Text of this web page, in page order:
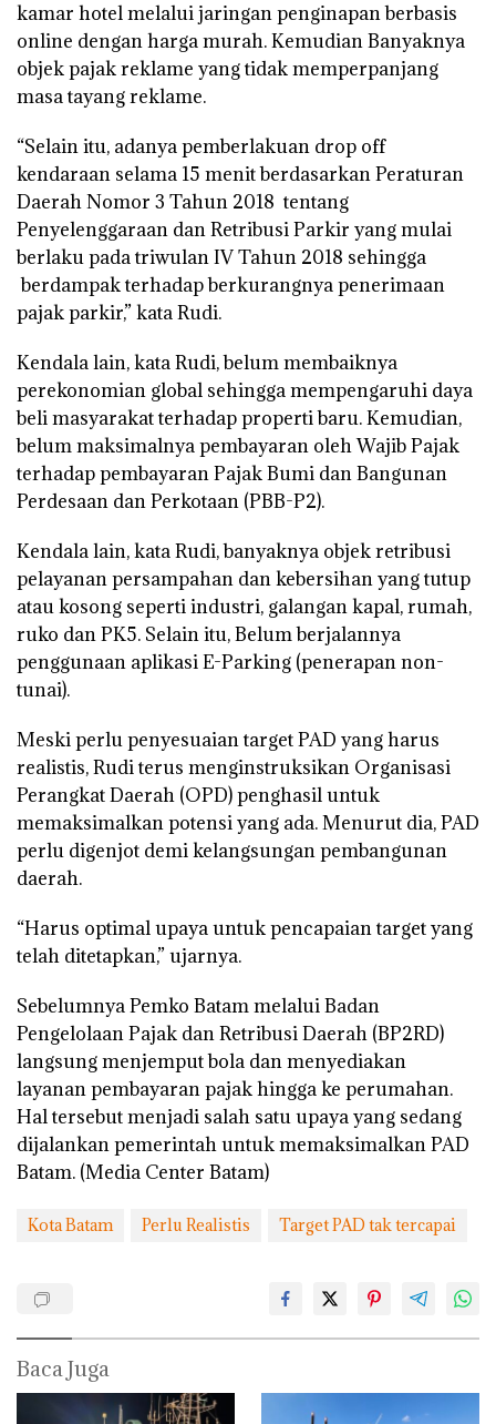
kamar hotel melalui jaringan penginapan berbasis
online dengan harga murah. Kemudian Banyaknya
objek pajak reklame yang tidak memperpanjang
masa tayang reklame.
“Selain itu, adanya pemberlakuan drop off
kendaraan selama 15 menit berdasarkan Peraturan
Daerah Nomor 3 Tahun 2018 tentang
Penyelenggaraan dan Retribusi Parkir yang mulai
berlaku pada triwulan IV Tahun 2018 sehingga
berdampak terhadap berkurangnya penerimaan
pajak parkir,” kata Rudi.
Kendala lain, kata Rudi, belum membaiknya
perekonomian global sehingga mempengaruhi daya
beli masyarakat terhadap properti baru. Kemudian,
belum maksimalnya pembayaran oleh Wajib Pajak
terhadap pembayaran Pajak Bumi dan Bangunan
Perdesaan dan Perkotaan (PBB-P2).
Kendala lain, kata Rudi, banyaknya objek retribusi
pelayanan persampahan dan kebersihan yang tutup
atau kosong seperti industri, galangan kapal, rumah,
ruko dan PK5. Selain itu, Belum berjalannya
penggunaan aplikasi E-Parking (penerapan non-
tunai).
Meski perlu penyesuaian target PAD yang harus
realistis, Rudi terus menginstruksikan Organisasi
Perangkat Daerah (OPD) penghasil untuk
memaksimalkan potensi yang ada. Menurut dia, PAD
perlu digenjot demi kelangsungan pembangunan
daerah.
“Harus optimal upaya untuk pencapaian target yang
telah ditetapkan,” ujarnya.
Sebelumnya Pemko Batam melalui Badan
Pengelolaan Pajak dan Retribusi Daerah (BP2RD)
langsung menjemput bola dan menyediakan
layanan pembayaran pajak hingga ke perumahan.
Hal tersebut menjadi salah satu upaya yang sedang
dijalankan pemerintah untuk memaksimalkan PAD
Batam. (Media Center Batam)
Kota Batam Perlu Realistis Target PAD tak tercapai
Baca Juga